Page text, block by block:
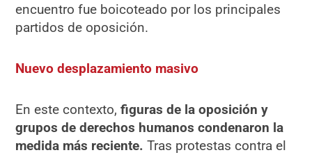
encuentro fue boicoteado por los principales
partidos de oposición.
Nuevo desplazamiento masivo
En este contexto,figuras de la oposición y
grupos de derechos humanos condenaron la
medida más reciente.Tras protestas contra el